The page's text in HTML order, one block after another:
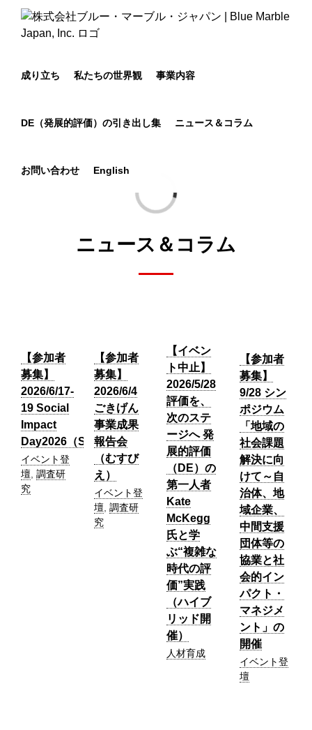
Skip
content
成り立ち 私たちの世界観 事業内容
DE（発展的評価）の引き出し集 ニュース＆コラム
お問い合わせ English
ニュース＆コラム
【参加者
募集】
2026/6/17-
19 Social
Impact
Day2026（SIMI）
イベント登
壇, 調査研
究
【参加者
募集】
2026/6/4
ごきげん
事業成果
報告会
（むすび
え）
イベント登
壇 調査研
究
【イベン
ト中止】
2026/5/28
評価を、
次のステ
ージへ 発
展的評価
（DE）の
第一人者
Kate
McKegg
氏と学
ぶ“複雑な
時代の評
価”実践
（ハイブ
リッド開
催）
人材育成
【参加者
募集】
9/28 シン
ポジウム
「地域の
社会課題
解決に向
けて～自
治体、地
域企業、
中間支援
団体等の
協業と社
会的イン
パクト・
マネジメ
ント」の
開催
イベント登
壇